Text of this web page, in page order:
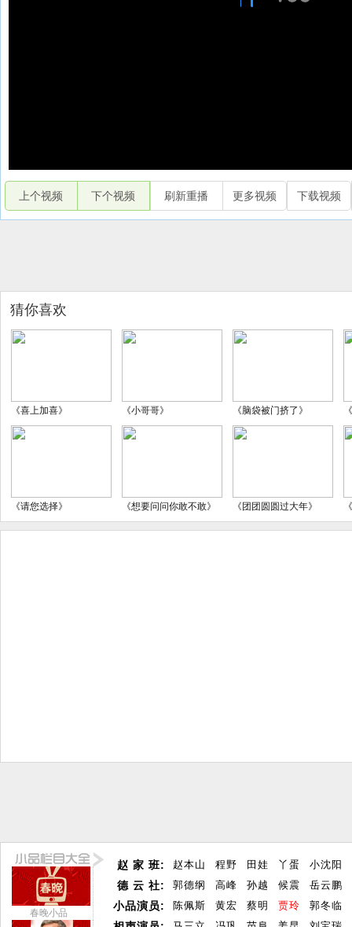
上个视频 下个视频 刷新重播 更多视频 下载视频
猜你喜欢
《喜上加喜》 《小哥哥》 《脑袋被门挤了》
《请您选择》 《想要问问你敢不敢》 《团团圆圆过大年》
春晚小品
赵 家 班:
德 云 社:
小品演员:
赵本山 程野 田娃 丫蛋
小沈阳
郭德纲
高峰 孙越 候震
岳云鹏
陈佩斯
黄宏 蔡明 贾玲
郭冬临